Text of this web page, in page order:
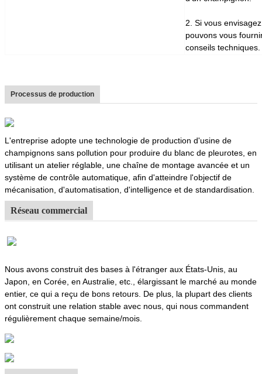
2. Si vous
pouvons vous
conseils techniques.
Processus de production
L'entreprise adopte une technologie de production d'usine de
champignons sans pollution pour produire du blanc de pleurotes, en
utilisant un atelier réglable, une chaîne de montage avancée et un
système de contrôle automatique, afin d'atteindre l'objectif de
mécanisation, d'automatisation, d'intelligence et de standardisation.
Réseau commercial
Nous avons construit des bases à l'étranger aux États-Unis, au
Japon, en Corée, en Australie, etc., élargissant le marché au monde
entier, ce qui a reçu de bons retours. De plus, la plupart des clients
ont construit une relation stable avec nous, qui nous commandent
régulièrement chaque semaine/mois.